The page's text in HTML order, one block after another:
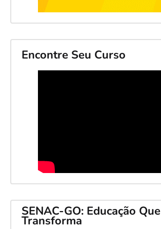
Encontre Seu Curso
SENAC-GO: Educação Que
Transforma